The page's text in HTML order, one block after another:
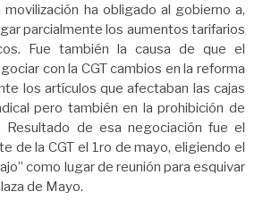
ha obligado al gobierno a,
parcialmente los aumentos tarifarios
Fue también la causa de que el
con la CGT cambios en la reforma
los artículos que afectaban las cajas
pero también en la prohibición de
Resultado de esa negociación fue el
de la CGT el 1ro de mayo, eligiendo el
como lugar de reunión para esquivar
de Mayo.